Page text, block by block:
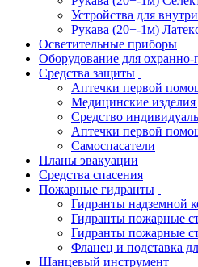
Устройства для
Рукава (20+-1м)
Осветительные приборы
Оборудование для
Средства защиты
Аптечки первой
Медицинские
Средство
Аптечки первой
Самоспасатели
Планы эвакуации
Средства спасения
Пожарные гидранты
Гидранты надземной
Гидранты пожарные
Гидранты пожарные
Фланец и подставка
Шанцевый инструмент